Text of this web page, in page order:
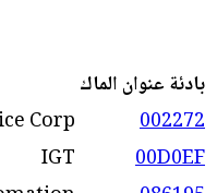
بادئة عنوان الماك
002272
Corp.
00D0EF
IGT